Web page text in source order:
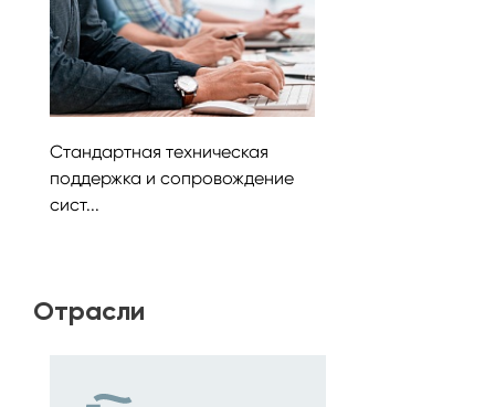
Стандартная техническая
поддержка и сопровождение
сист...
Отрасли